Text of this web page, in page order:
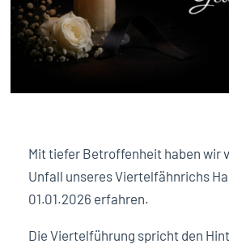
Mit tiefer Betroffenheit haben wir
Unfall unseres Viertelfähnrichs
01.01.2026 erfahren.
Die Viertelführung spricht den